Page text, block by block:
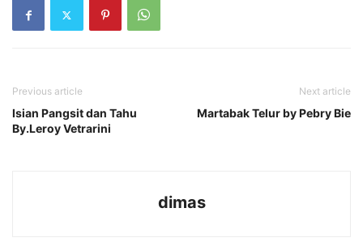
Previous article
Isian Pangsit dan Tahu
By.Leroy Vetrarini
Next article
Martabak Telur by Pebry Bie
dimas